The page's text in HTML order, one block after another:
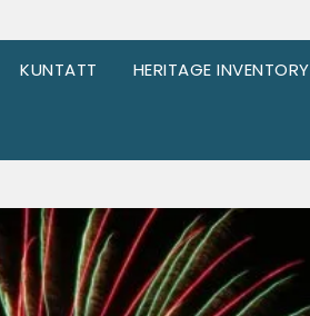
KUNTATT HERITAGE INVENTORY